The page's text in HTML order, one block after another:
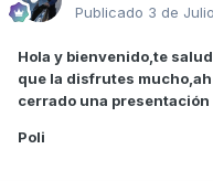
Publicado 3 de
Hola y bienvenido,te
que la disfrutes
cerrado una presentación
Poli